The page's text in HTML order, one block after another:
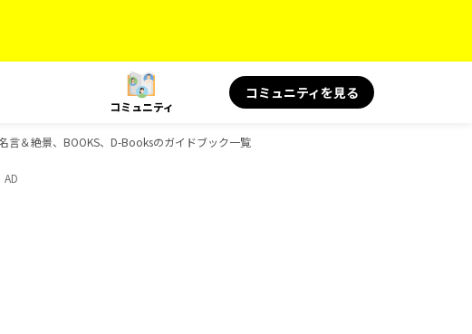
コミュニティ
コミュニティを見る
＆絶景、BOOKS、D-Booksのガイドブック一覧
AD